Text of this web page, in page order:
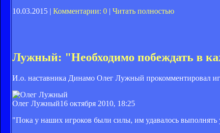
10.03.2015 | Комментарии: 0 | Читать полностью
Лужный: "Необходимо побеждать в
И.о. наставника Динамо Олег Лужный прокомментировал
Олег Лужный16 октября 2010, 18:25
"Пока у наших игроков были силы, им удавалось